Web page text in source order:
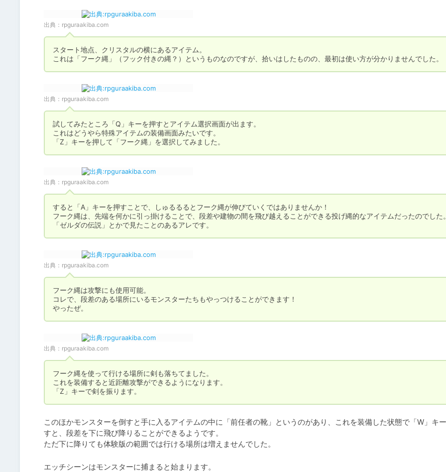
出典： rpguraakiba.com
スタート地点、クリスタルの横にあるアイテム。
これは「フーク縄」（フック付きの縄？）というものなのですが、拾いはしたものの、最初は使い方が分かりませんでした。
出典： rpguraakiba.com
試してみたところ「Q」キーを押すとアイテム選択画面が出ます。
これはどうやら特殊アイテムの装備画面みたいです。
「Z」キーを押して「フーク縄」を選択してみました。
出典： rpguraakiba.com
すると「A」キーを押すことで、しゅるるるとフーク縄が伸びていくではありませんか！
フーク縄は、先端を何かに引っ掛けることで、段差や建物の間を飛び越えることができる投げ縄的なアイテムだったのでした
「ゼルダの伝説」とかで見たことのあるアレです。
出典： rpguraakiba.com
フーク縄は攻撃にも使用可能。
コレで、段差のある場所にいるモンスターたちもやっつけることができます！
やったぜ。
出典： rpguraakiba.com
フーク縄を使って行ける場所に剣も落ちてました。
これを装備すると近距離攻撃ができるようになります。
「Z」キーで剣を振ります。
このほかモンスターを倒すと手に入るアイテムの中に「前任者の靴」というのがあり、これを装備した状態で「W」キ
すと、段差を下に飛び降りることができるようです。
ただ下に降りても体験版の範囲では行ける場所は増えませんでした。
エッチシーンはモンスターに捕まると始まります。